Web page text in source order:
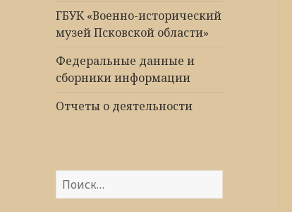
ГБУК «Военно-исторический
музей Псковской области»
Федеральные данные и
сборники информации
Отчеты о деятельности
Найти: